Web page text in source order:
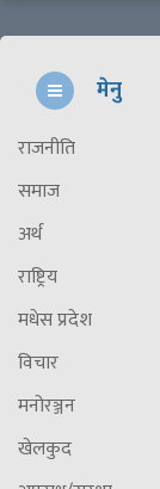
मेनु
राजनीति
समाज
अर्थ
राष्ट्रिय
मधेस प्रदेश
विचार
मनोरञ्जन
खेलकुद